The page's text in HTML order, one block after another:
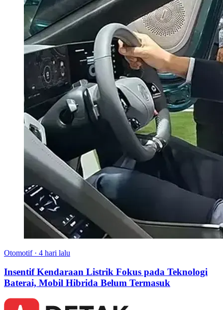
Otomotif · 4 hari lalu
Insentif Kendaraan Listrik Fokus pada Teknologi
Baterai, Mobil Hibrida Belum Termasuk